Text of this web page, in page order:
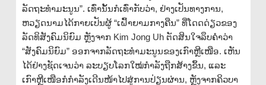
ລັດຖະທຳມະນູນ”. ເທົ່ານັ້ນກໍເທົ່າກັບວ່າ, ຢ່າງເປັນທາງການ,
ຫວຽດນາມໄດ້ກາຍເປັນຜູ້ “ເຝົ້າຍາມກາງຄືນ” ທີ່ໂດດດ່ຽວຂອງ
ລັດທິສັງຄົມນິຍົມ ຫຼັງຈາກ Kim Jong Uh ຕັດສິນໃຈລຶບຄຳວ່າ
“ສັງຄົມນິຍົມ” ອອກຈາກລັດຖະທຳມະນູນຂອງເກົາຫຼີເໜືອ. ເຫັນ
ໄດ້ຢ່າງຊັດເຈນວ່າ ລະບຽບໂລກໃໝ່ກຳລັງຖືກສ້າງຂຶ້ນ, ແລະ
ເກົາຫຼີເໜືອກໍກຳລັງເດີນໜ້າໄປສູ່ການປ່ຽນຜ່ານ, ຫຼັງຈາກຄິວບາ